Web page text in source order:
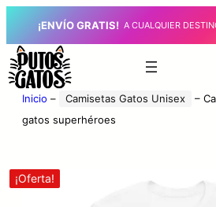
¡ENVÍO GRATIS! A CUALQUIER
Inicio – Camisetas Gatos Unisex –
gatos superhéroes
¡Oferta!